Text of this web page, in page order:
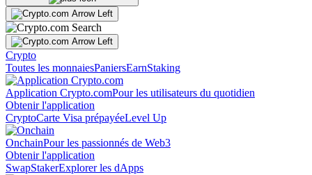
Crypto
Toutes les monnaiesPaniersEarnStaking
Application Crypto.comPour les utilisateurs du quotidien
Obtenir l'application
CryptoCarte Visa prépayéeLevel Up
OnchainPour les passionnés de Web3
Obtenir l'application
SwapStakerExplorer les dApps